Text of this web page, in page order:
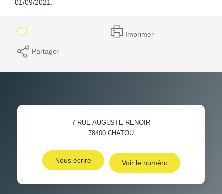
01/09/2021.
Imprimer
Partager
7 RUE AUGUSTE RENOIR
78400 CHATOU
Nous écrire Voir le numéro